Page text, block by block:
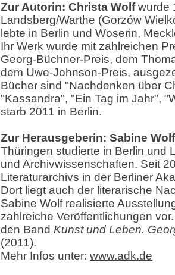
Zur Autorin: Christa Wolfwurde
Landsberg/Warthe (Gorzów
lebte in Berlin und Woserin,
Ihr Werk wurde mit zahlreichen
Georg-Büchner-Preis, dem
dem Uwe-Johnson-Preis,
Bücher sind "Nachdenken über
"Kassandra", "Ein Tag im Jahr",
starb 2011 in Berlin.
Zur Herausgeberin: Sabine Wolf
Thüringen studierte in Berlin und
und Archivwissenschaften. Seit
Literaturarchivs in der Berliner
Dort liegt auch der literarische
Sabine Wolf realisierte
zahlreiche Veröffentlichungen
den Band Kunst und Leben.
(2011).
Mehr Infos unter: www.adk.de